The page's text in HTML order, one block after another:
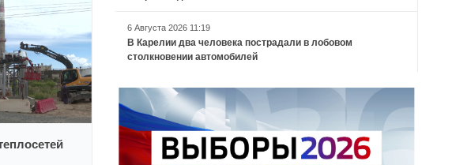
6 Августа 2026 11:19
В Карелии два человека пострадали в лобовом
столкновении автомобилей